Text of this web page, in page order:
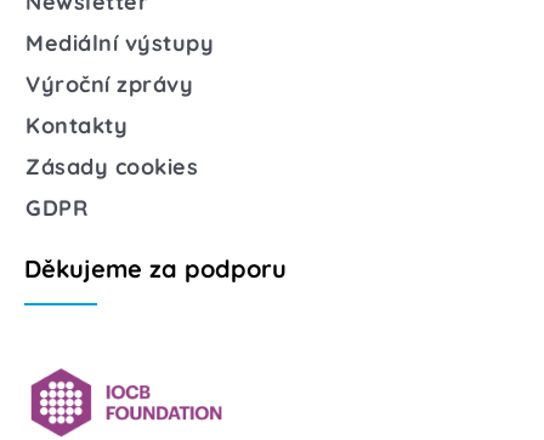
Mediální výstupy
Výroční zprávy
Kontakty
Zásady cookies
GDPR
Děkujeme za podporu